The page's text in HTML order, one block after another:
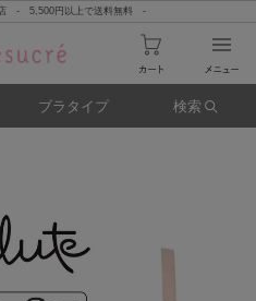
店 - 5,500円以上で送料無料 -
ブラタイプ 検索